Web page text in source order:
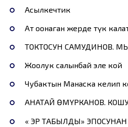
Асылкечтик
Ат оонаган жерде түк
ТОКТОСУН САМУДИНОВ.
Жоолук салынбай эле кой
Чубактын Манаска келип
АНАТАЙ ӨМҮРКАНОВ.
« ЭР ТАБЫЛДЫ» ЭПОСУНАН